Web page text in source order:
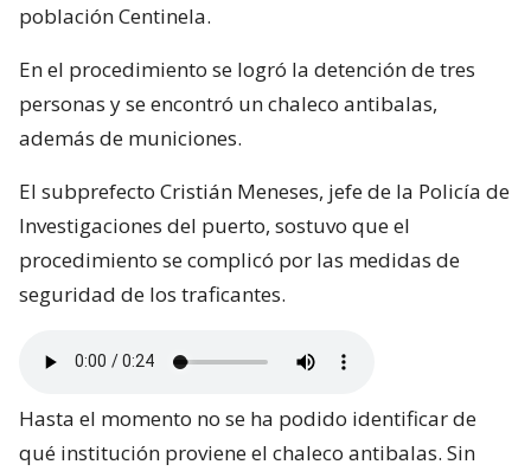
población Centinela.
En el procedimiento se logró la detención de tres
personas y se encontró un chaleco antibalas,
además de municiones.
El subprefecto Cristián Meneses, jefe de la Policía de
Investigaciones del puerto, sostuvo que el
procedimiento se complicó por las medidas de
seguridad de los traficantes.
Hasta el momento no se ha podido identificar de
qué institución proviene el chaleco antibalas. Sin